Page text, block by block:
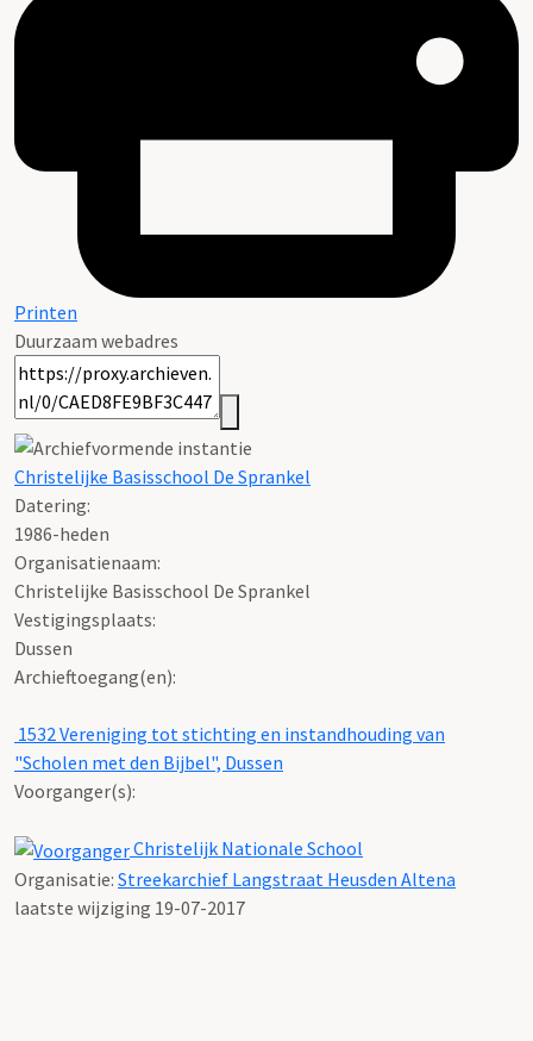
Printen
Duurzaam webadres
Christelijke Basisschool De Sprankel
Datering:
1986-heden
Organisatienaam:
Christelijke Basisschool De Sprankel
Vestigingsplaats:
Dussen
Archieftoegang(en):
1532 Vereniging tot stichting en instandhouding van
"Scholen met den Bijbel", Dussen
Voorganger(s):
Christelijk Nationale School
Organisatie: Streekarchief Langstraat Heusden Altena
laatste wijziging 19-07-2017